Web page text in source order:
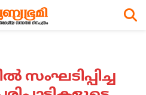
സംഘടിപ്പിച്ച